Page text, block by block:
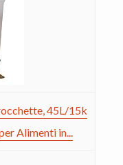
45L/15k
Alimenti in...